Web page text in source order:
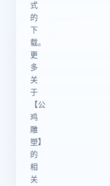
式
的
下
载。
更
多
关
于
【公
鸡
雕
塑】
的
相
关